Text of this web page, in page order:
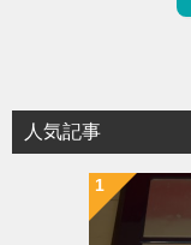
人気記事